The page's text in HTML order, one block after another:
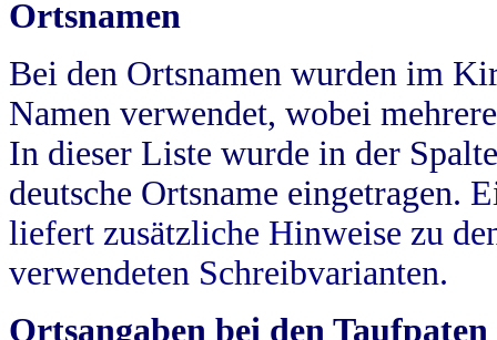
Ortsnamen
Bei den Ortsnamen wurden im
Namen verwendet, wobei
In dieser Liste wurde in der
deutsche Ortsname eingetragen.
liefert zusätzliche Hinweise zu
verwendeten Schreibvarianten.
Ortsangaben bei den Taufpaten